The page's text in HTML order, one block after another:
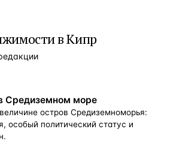
в Кипр
Средиземном море
остров Средиземноморья:
особый политический статус и